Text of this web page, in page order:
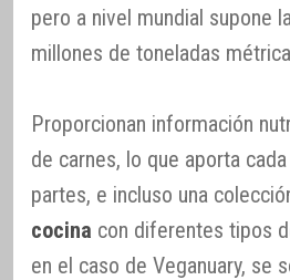
pero a nivel mundial supone
millones de toneladas
Proporcionan información
de carnes, lo que aporta
partes, e incluso una
cocina con diferentes tipos
en el caso de Veganuary, se